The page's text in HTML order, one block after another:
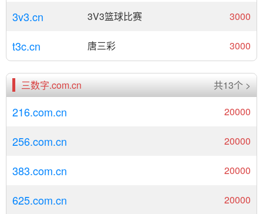
3v3.cn 3V3篮球比赛 3000
t3c.cn 唐三彩 3000
三数字.com.cn 共13个 >
216.com.cn 20000
256.com.cn 20000
383.com.cn 20000
625.com.cn 20000